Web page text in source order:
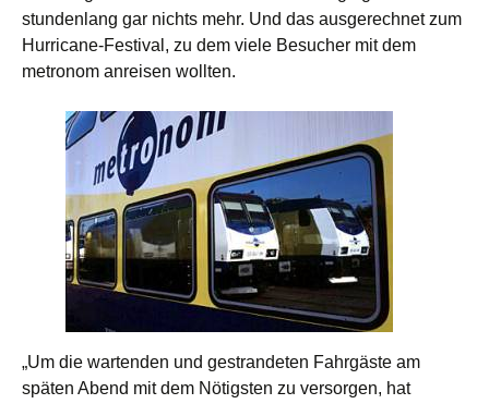
stundenlang gar nichts mehr. Und das ausgerechnet zum
Hurricane-Festival, zu dem viele Besucher mit dem
metronom anreisen wollten.
„Um die wartenden und gestrandeten Fahrgäste am
späten Abend mit dem Nötigsten zu versorgen, hat